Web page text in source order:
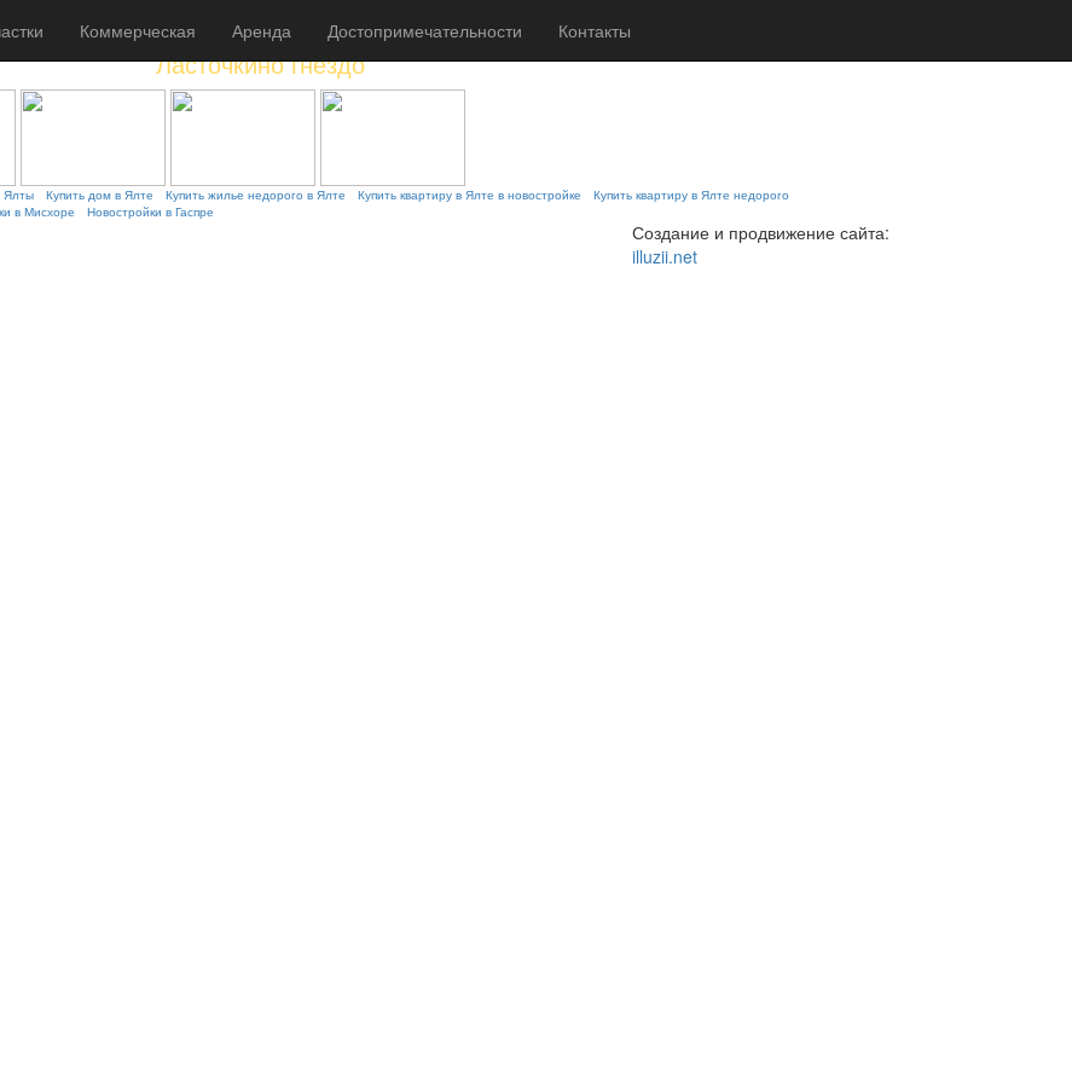
Коммерческая Аренда Достопримечательности Контакты
Ласточкино гнездо
Ялты Купить дом в Ялте Купить жилье недорого в Ялте Купить квартиру в Ялте в новостройке
Купить квартиру в Ялте недорого
в Мисхоре Новостройки в Гаспре
Создание и продвижение сайта:
illuzii.net